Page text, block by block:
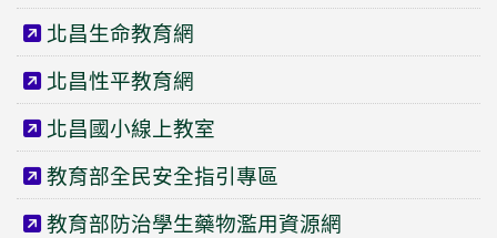
北昌生命教育網
北昌性平教育網
北昌國小線上教室
教育部全民安全指引專區
教育部防治學生藥物濫用資源網